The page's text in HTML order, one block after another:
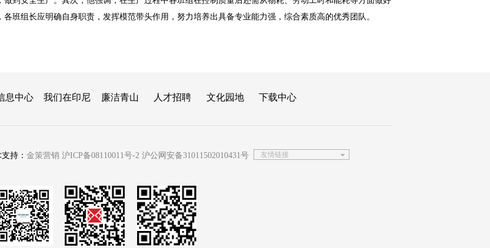
班组长应明确自身职责，发挥模范带头作用，努力培养出具备专业能力强，综合素质高的优秀团队。
息中心 我们在印尼 廉洁青山 人才招聘 文化园地 下载中心
持： 金策营销 沪ICP备08110011号-2 沪公网安备31011502010431号 友情链接